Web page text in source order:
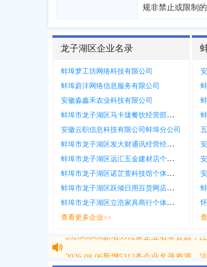
规非禁止或限制的
龙子湖区企业名录
蚌埠梦工坊网络科技有限公司
蚌埠蔚沣网络信息服务有限公司
安徽淼鑫禾农业科技有限公司
蚌埠市龙子湖区马卡珑餐饮经营部个体工商户
安徽云职信息科技有限公司蚌埠分公司
蚌埠市龙子湖区发大财通讯经营经营部个体工商户
蚌埠市龙子湖区远汇五金建材店个体工商户
蚌埠市龙子湖区诺芷萱科技馆个体工商户
蚌埠市龙子湖区跃倾日用百货网店个体工商户
蚌埠市龙子湖区立浩家具商行个体工商户
查看更多企业>>